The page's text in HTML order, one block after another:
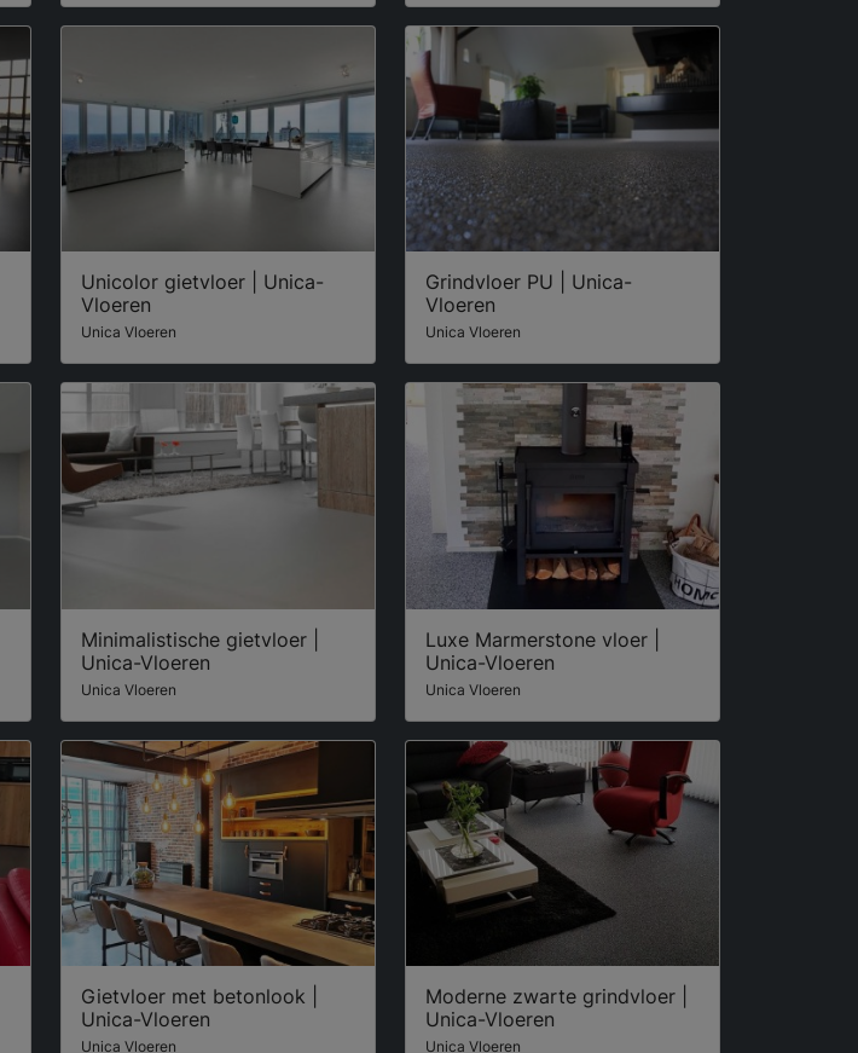
Unicolor gietvloer | Unica-
Vloeren
Unica Vloeren
Grindvloer PU | Unica-
Vloeren
Unica Vloeren
Minimalistische gietvloer |
Unica-Vloeren
Unica Vloeren
Luxe Marmerstone vloer |
Unica-Vloeren
Unica Vloeren
Gietvloer met betonlook |
Unica-Vloeren
Unica Vloeren
Moderne zwarte grindvloer |
Unica-Vloeren
Unica Vloeren